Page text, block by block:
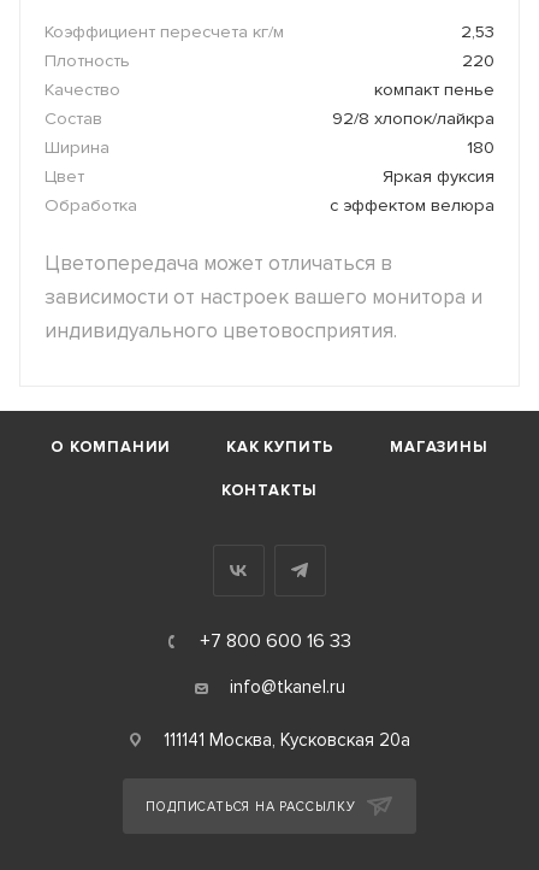
Коэффициент пересчета кг/м
2,53
Плотность
220
Качество
компакт пенье
Состав
92/8 хлопок/лайкра
Ширина
180
Цвет
Яркая фуксия
Обработка
с эффектом велюра
Цветопередача может отличаться в
зависимости от настроек вашего монитора и
индивидуального цветовосприятия.
О КОМПАНИИ КАК КУПИТЬ МАГАЗИНЫ
КОНТАКТЫ
+7 800 600 16 33
info@tkanel.ru
111141 Москва, Кусковская 20а
ПОДПИСАТЬСЯ НА РАССЫЛКУ